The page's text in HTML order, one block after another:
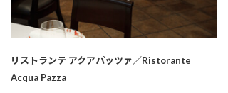
リストランテ アクアパッツァ／Ristorante
Acqua Pazza